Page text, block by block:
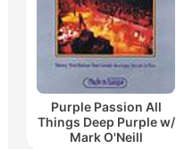
Purple Passion All
Things Deep Purple w/
Mark O'Neill